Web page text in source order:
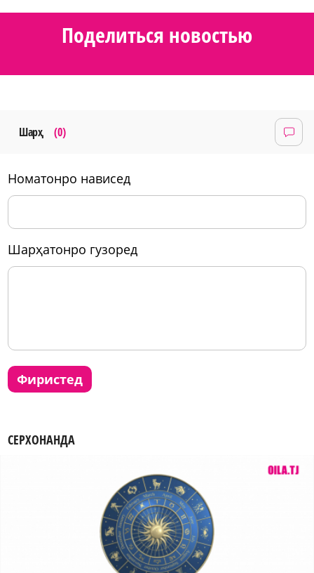
Поделиться новостью
Шарҳ (0)
номатонро нависед
шарҳатонро гузоред
фиристед
СЕРХОНАНДА